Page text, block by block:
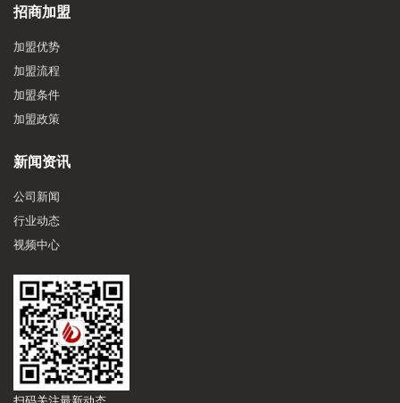
招商加盟
加盟优势
加盟流程
加盟条件
加盟政策
新闻资讯
公司新闻
行业动态
视频中心